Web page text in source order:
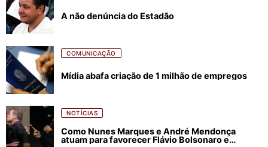
A não denúncia do Estadão
COMUNICAÇÃO
Mídia abafa criação de 1 milhão de empregos
NOTÍCIAS
Como Nunes Marques e André Mendonça
atuam para favorecer Flávio Bolsonaro e